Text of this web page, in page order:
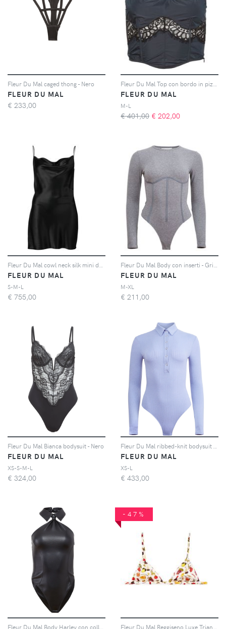
Fleur Du Mal caged thong - Nero
FLEUR DU MAL
€ 233,00
FLEUR DU MAL
M-L
€ 401,00 € 202,00
FLEUR DU MAL
S-M-L
€ 755,00
FLEUR DU MAL
M-XL
€ 211,00
Fleur Du Mal Bianca bodysuit - Nero
FLEUR DU MAL
XS-S-M-L
€ 324,00
FLEUR DU MAL
XS-L
€ 433,00
-47%